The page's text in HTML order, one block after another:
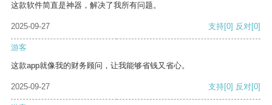
这款软件简直是神器，解决了我所有问题。
2025-09-27 支持[0] 反对[0]
游客
这款app就像我的财务顾问，让我能够省钱又省心。
2025-09-27 支持[0] 反对[0]